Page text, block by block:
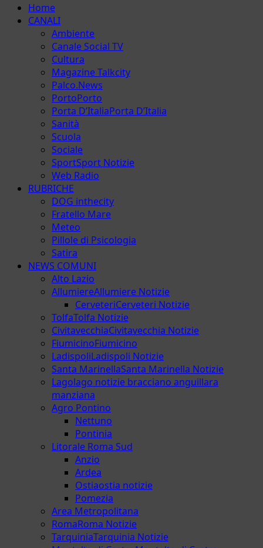
Menu
principale
Home
CANALI
Ambiente
Canale Social TV
Cultura
Magazine Talkcity
Palco.News
PortoPorto
Porta D’ItaliaPorta D’Italia
Sanità
Scuola
Sociale
SportSport Notizie
Web Radio
RUBRICHE
DOG inthecity
Fratello Mare
Meteo
Pillole di Psicologia
Satira
NEWS COMUNI
Alto Lazio
AllumiereAllumiere Notizie
CerveteriCerveteri Notizie
TolfaTolfa Notizie
CivitavecchiaCivitavecchia Notizie
FiumicinoFiumicino
LadispoliLadispoli Notizie
Santa MarinellaSanta Marinella Notizie
Lagolago notizie bracciano anguillara
manziana
Agro Pontino
Nettuno
Pontinia
Litorale Roma Sud
Anzio
Ardea
Ostiaostia notizie
Pomezia
Area Metropolitana
RomaRoma Notizie
TarquiniaTarquinia Notizie